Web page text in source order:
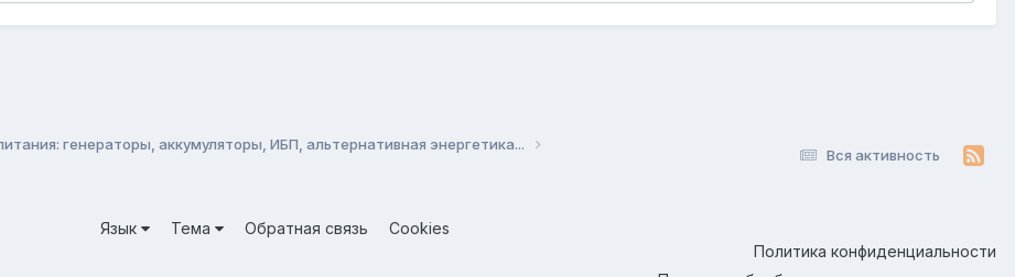
Вся активность
генераторы, аккумуляторы, ИБП, альтернативная энергетика...
Язык Тема Обратная связь
Cookies
Политика конфиденциальности